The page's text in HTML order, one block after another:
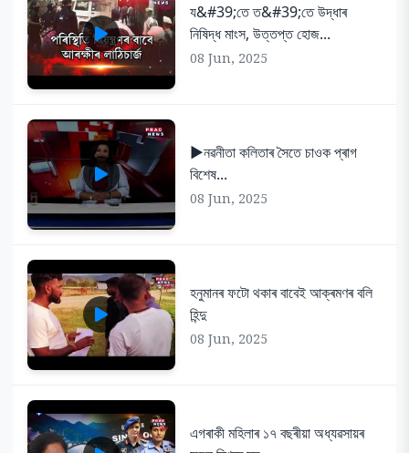
য&#39;তে ত&#39;তে উদ্ধাৰ
নিষিদ্ধ মাংস, উত্তপ্ত হোজ...
08 Jun, 2025
▶️নৱনীতা কলিতাৰ সৈতে চাওক প্ৰাগ
বিশেষ...
08 Jun, 2025
হনুমানৰ ফটো থকাৰ বাবেই আক্ৰমণৰ বলি
হিন্দু
08 Jun, 2025
এগৰাকী মহিলাৰ ১৭ বছৰীয়া অধ্যৱসায়ৰ